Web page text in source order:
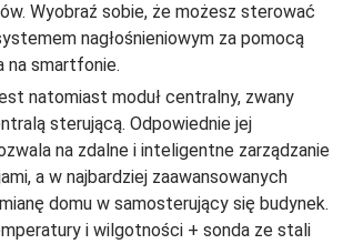
Wyobraź sobie, że możesz sterować
nagłośnieniowym za pomocą
na smartfonie.
natomiast moduł centralny, zwany
sterującą. Odpowiednie jej
na zdalne i inteligentne zarządzanie
a w najbardziej zaawansowanych
domu w samosterujący się budynek.
i wilgotności + sonda ze stali